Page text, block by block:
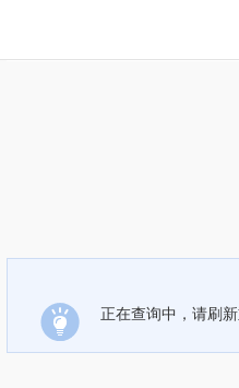
正在查询中，请刷